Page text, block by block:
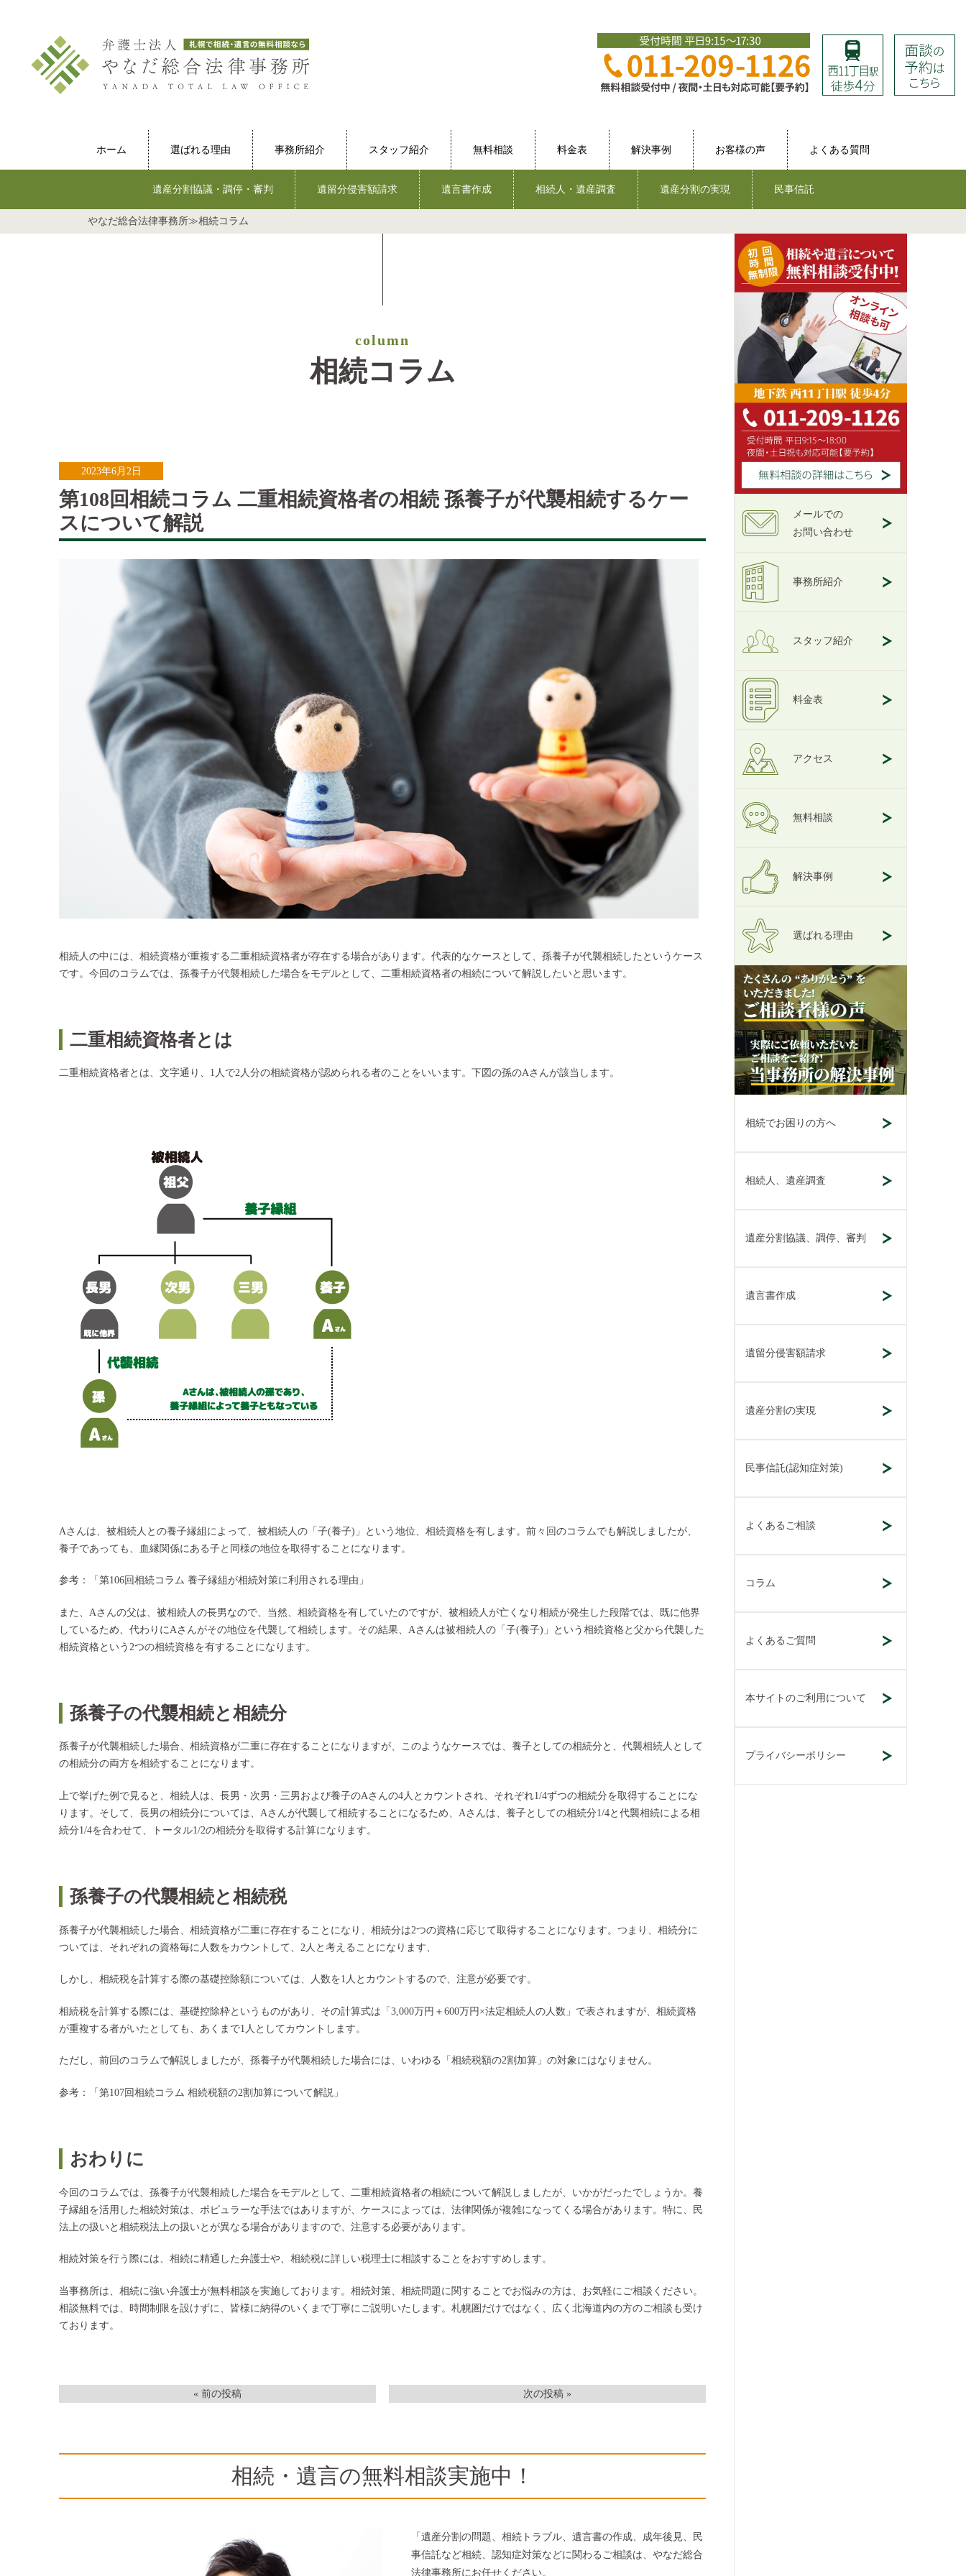
ホーム 選ばれる理由 事務所紹介 スタッフ紹介 無料相談 料金表 解決事例 お客様の声 よくある質問
遺産分割協議・調停・審判 遺留分侵害額請求 遺言書作成 相続人・遺産調査 遺産分割の実現 民事信託
やなだ総合法律事務所≫相続コラム
column
相続コラム
2023年6月2日
第108回相続コラム 二重相続資格者の相続 孫養子が代襲相続するケー
スについて解説
相続人の中には、相続資格が重複する二重相続資格者が存在する場合があります。代表的なケースとして、孫養子が代襲相続したというケース
です。今回のコラムでは、孫養子が代襲相続した場合をモデルとして、二重相続資格者の相続について解説したいと思います。
二重相続資格者とは
二重相続資格者とは、文字通り、1人で2人分の相続資格が認められる者のことをいいます。下図の孫のAさんが該当します。
Aさんは、被相続人との養子縁組によって、被相続人の「子(養子)」という地位、相続資格を有します。前々回のコラムでも解説しましたが、
養子であっても、血縁関係にある子と同様の地位を取得することになります。
参考：「 第106回相続コラム 養子縁組が相続対策に利用される理由 」
また、Aさんの父は、被相続人の長男なので、当然、相続資格を有していたのですが、被相続人が亡くなり相続が発生した段階では、既に他界
しているため、代わりにAさんがその地位を代襲して相続します。その結果、Aさんは被相続人の「子(養子)」という相続資格と父から代襲した
相続資格という2つの相続資格を有することになります。
孫養子の代襲相続と相続分
孫養子が代襲相続した場合、相続資格が二重に存在することになりますが、このようなケースでは、養子としての相続分と、代襲相続人として
の相続分の両方を相続することになります。
上で挙げた例で見ると、相続人は、長男・次男・三男および養子のAさんの4人とカウントされ、それぞれ1/4ずつの相続分を取得することにな
ります。そして、長男の相続分については、Aさんが代襲して相続することになるため、Aさんは、養子としての相続分1/4と代襲相続による相
続分1/4を合わせて、トータル1/2の相続分を取得する計算になります。
孫養子の代襲相続と相続税
孫養子が代襲相続した場合、相続資格が二重に存在することになり、相続分は2つの資格に応じて取得することになります。つまり、相続分に
ついては、それぞれの資格毎に人数をカウントして、2人と考えることになります、
しかし、相続税を計算する際の基礎控除額については、人数を1人とカウントするので、注意が必要です。
相続税を計算する際には、基礎控除枠というものがあり、その計算式は「3,000万円＋600万円×法定相続人の人数」で表されますが、相続資格
が重複する者がいたとしても、あくまで1人としてカウントします。
ただし、前回のコラムで解説しましたが、孫養子が代襲相続した場合には、いわゆる「相続税額の2割加算」の対象にはなりません。
参考：「 第107回相続コラム 相続税額の2割加算について解説 」
おわりに
今回のコラムでは、孫養子が代襲相続した場合をモデルとして、二重相続資格者の相続について解説しましたが、いかがだったでしょうか。養
子縁組を活用した相続対策は、ポピュラーな手法ではありますが、ケースによっては、法律関係が複雑になってくる場合があります。特に、民
法上の扱いと相続税法上の扱いとが異なる場合がありますので、注意する必要があります。
相続対策を行う際には、相続に精通した弁護士や、相続税に詳しい税理士に相談することをおすすめします。
当事務所は、相続に強い弁護士が無料相談を実施しております。相続対策、相続問題に関することでお悩みの方は、お気軽にご相談ください。
相談無料では、時間制限を設けずに、皆様に納得のいくまで丁寧にご説明いたします。札幌圏だけではなく、広く北海道内の方のご相談も受け
ております。
« 前の投稿 次の投稿 »
相続・遺言の無料相談実施中！
「遺産分割の問題、相続トラブル、遺言書の作成、成年後見、民
事信託など相続、認知症対策などに関わるご相談は、やなだ総合
法律事務所にお任せください。
メールでの
お問い合わせ
事務所紹介
スタッフ紹介
料金表
アクセス
無料相談
解決事例
選ばれる理由
相続でお困りの方へ
相続人、遺産調査
遺産分割協議、調停、審判
遺言書作成
遺留分侵害額請求
遺産分割の実現
民事信託(認知症対策)
よくあるご相談
コラム
よくあるご質問
本サイトのご利用について
プライバシーポリシー